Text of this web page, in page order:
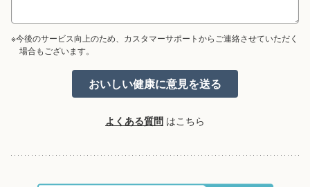
※今後のサービス向上のため、カスタマーサポートからご連絡させていただく
場合もございます。
よくある質問 はこちら